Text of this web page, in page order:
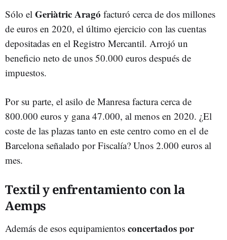
Sólo el Geriàtric Aragó facturó cerca de dos millones
de euros en 2020, el último ejercicio con las cuentas
depositadas en el Registro Mercantil. Arrojó un
beneficio neto de unos 50.000 euros después de
impuestos.
Por su parte, el asilo de Manresa factura cerca de
800.000 euros y gana 47.000, al menos en 2020. ¿El
coste de las plazas tanto en este centro como en el de
Barcelona señalado por Fiscalía? Unos 2.000 euros al
mes.
Textil y enfrentamiento con la
Aemps
Además de esos equipamientos concertados por